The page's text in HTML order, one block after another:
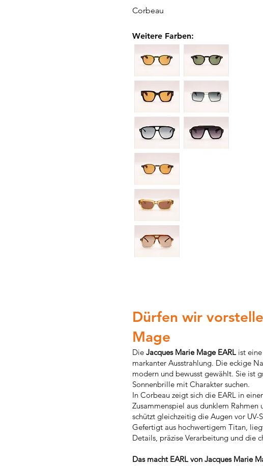
Weitere Farben:
Corbeau
Dürfen wir
Mage
Die Jacques Marie Mage EARL ist
markanter Ausstrahlung. Die eckige
modern und bewusst gewählt. Sie ist
Sonnenbrille mit Charakter suchen.
In Corbeau zeigt sich die EARL in
Zusammenspiel aus dunklem
schützt gleichzeitig die Augen vor UV-
Gefertigt aus hochwertigem Titan,
Details, präzise Verarbeitung und die
Das macht EARL von Jacques Marie